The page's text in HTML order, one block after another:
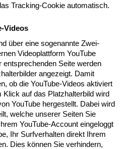
Tracking-Cookie automatisch.
Videos
über eine sogenannte Zwei-
Videoplattform YouTube
entsprechenden Seite werden
angezeigt. Damit
ob die YouTube-Videos aktiviert
auf das Platzhalterbild wird
YouTube hergestellt. Dabei wird
welche unserer Seiten Sie
YouTube-Account eingeloggt
Ihr Surfverhalten direkt Ihrem
Dies können Sie verhindern,